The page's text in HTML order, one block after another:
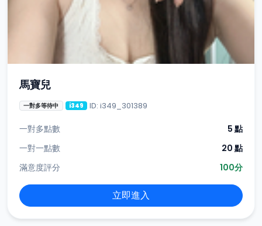
馬寶兒
一對多等待中 i349 ID: i349_301389
一對多點數
5 點
一對一點數
20 點
滿意度評分
100分
立即進入